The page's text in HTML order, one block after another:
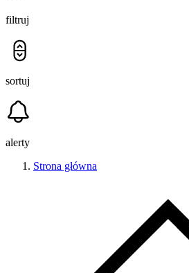
filtruj
sortuj
alerty
Strona główna